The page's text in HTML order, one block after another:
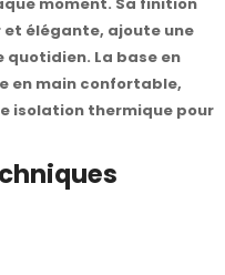
moment. Sa finition
élégante, ajoute une
La base en
en main confortable,
isolation thermique pour